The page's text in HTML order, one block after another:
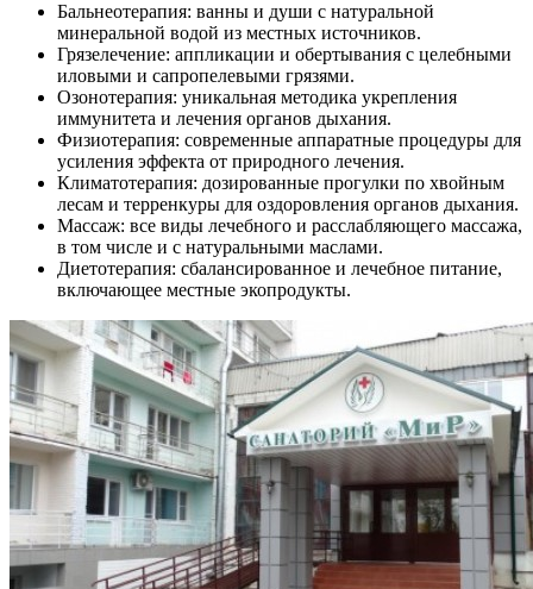
Бальнеотерапия: ванны и души с натуральной
минеральной водой из местных источников.
Грязелечение: аппликации и обертывания с целебными
иловыми и сапропелевыми грязями.
Озонотерапия: уникальная методика укрепления
иммунитета и лечения органов дыхания.
Физиотерапия: современные аппаратные процедуры для
усиления эффекта от природного лечения.
Климатотерапия: дозированные прогулки по хвойным
лесам и терренкуры для оздоровления органов дыхания.
Массаж: все виды лечебного и расслабляющего массажа,
в том числе и с натуральными маслами.
Диетотерапия: сбалансированное и лечебное питание,
включающее местные экопродукты.